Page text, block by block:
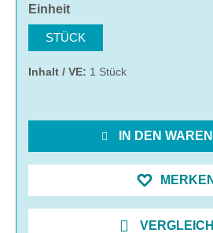
Einheitauswählen
STÜCK
Inhalt / VE: 1 Stück
IN DEN
MERKEN